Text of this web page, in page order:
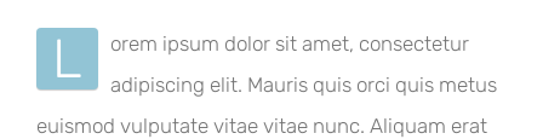
L
orem ipsum dolor sit amet, consectetur
adipiscing elit. Mauris quis orci quis metus
euismod vulputate vitae vitae nunc. Aliquam erat